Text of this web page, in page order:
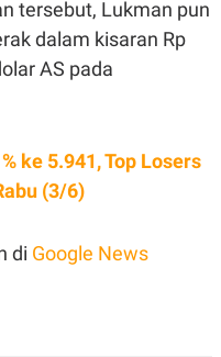
tersebut, Lukman pun
dalam kisaran Rp
AS pada
ke 5.941, Top Losers
(3/6)
di Google News